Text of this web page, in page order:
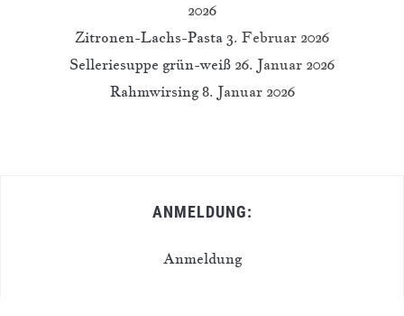
2026
Zitronen-Lachs-Pasta 3. Februar 2026
Selleriesuppe grün-weiß 26. Januar 2026
Rahmwirsing 8. Januar 2026
ANMELDUNG:
Anmeldung